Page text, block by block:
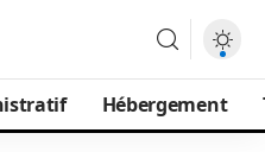
Hébergement